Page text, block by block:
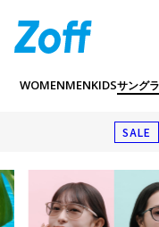
WOMENMENKIDSサング
SALE